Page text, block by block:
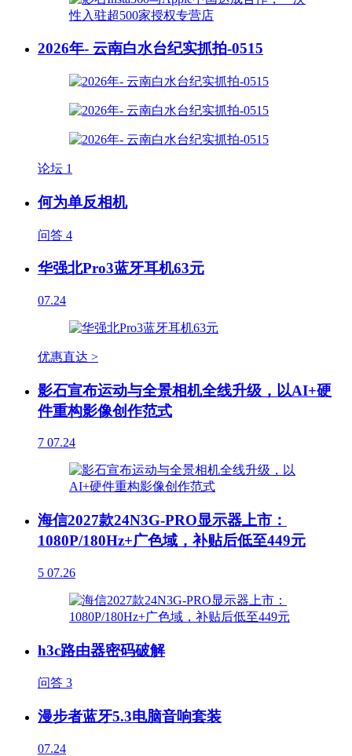
2026年- 云南白水台纪实抓拍-0515
论坛 1
何为单反相机
问答 4
华强北Pro3蓝牙耳机63元
07.24
优惠直达 >
影石宣布运动与全景相机全线升级，以AI+硬
件重构影像创作范式
7 07.24
海信2027款24N3G-PRO显示器上市：
1080P/180Hz+广色域，补贴后低至449元
5 07.26
h3c路由器密码破解
问答 3
漫步者蓝牙5.3电脑音响套装
07.24